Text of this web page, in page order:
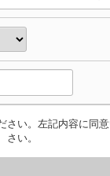
さい。左記内容に同
さい。